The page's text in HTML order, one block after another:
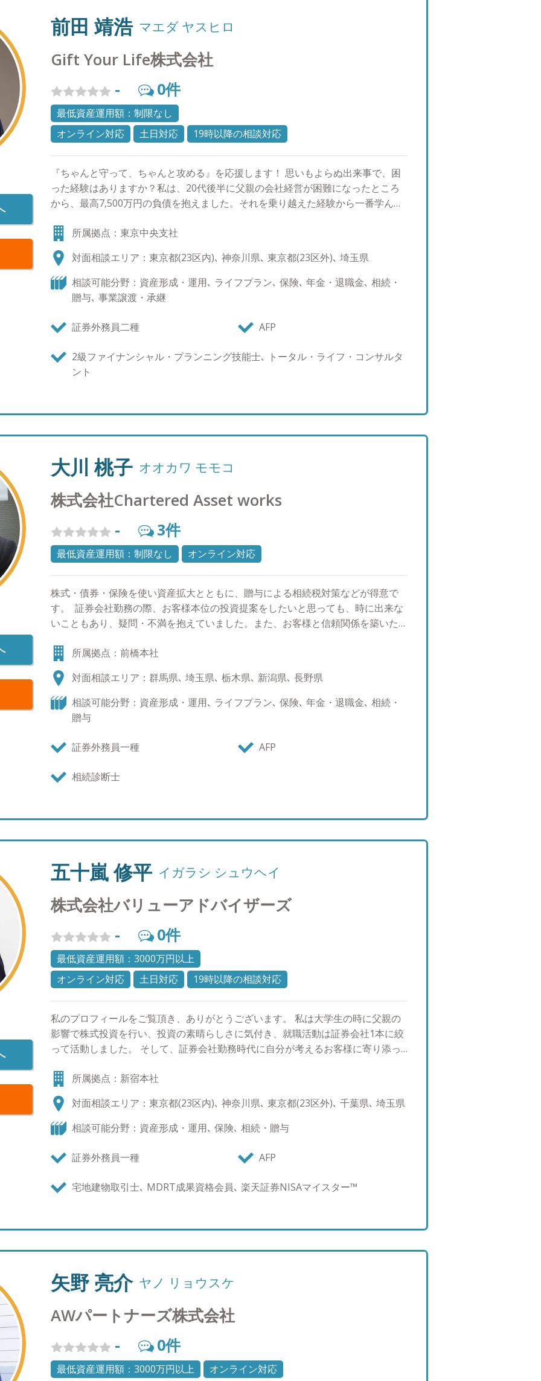
前田 靖浩 マエダ ヤスヒロ
Gift Your Life株式会社
- 0件
最低資産運用額：制限なし
オンライン対応
土日対応 19時以降の相談対応
『ちゃんと守って、ちゃんと攻める』を応援します！ 思いもよらぬ出来事で、困
った経験はありますか？私は、20代後半に父親の会社経営が困難になったところ
から、最高7,500万円の負債を抱えました。それを乗り越えた経験から一番学んだ
んと現状を把握し、将来予測をしておくことです。それを土台に、『ちゃんと攻
めて』楽しい人生設計を準備いたしましょう！ ◆所属 東京中央支社 営業部課
長 チームリーダー ◆セミナー実績 ・企業従業員向けマネーセミナー ・女性向
けマネーセミナー ・結婚相談所会員向けセミナー等 ◆出身：奄美大島（鹿児島
県） ◆保有資格 ・証券外務員2種 ・FP (2級ファイナンシャル・プランニング技能
所属拠点：東京中央支社
対面相談エリア：東京都(23区内)､ 神奈川県､ 東京都(23区外)､ 埼玉県
相談可能分野：資産形成・運用､ ライフプラン､ 保険､ 年金・退職金､ 相続・
贈与､ 事業譲渡・承継
証券外務員二種 AFP
2級ファイナンシャル・プランニング技能士､ トータル・ライフ・コンサルタ
ント
大川 桃子 オオカワ モモコ
株式会社Chartered Asset works
- 3件
最低資産運用額：制限なし オンライン対応
株式・債券・保険を使い資産拡大とともに、贈与による相続税対策などが得意で
す。 証券会社勤務の際、お客様本位の投資提案をしたいと思っても、時に出来な
いこともあり、疑問・不満を抱えていました。また、お客様と信頼関係を築いた
制となり、自分のやりたい運用アドバイスが難しいためＩＦＡに転職しました。
お客様に寄り添い、お客様のご家族に寄り添い。個人でも、数世代を超えての資
産運用でも、お手伝いしたいと思っております。また、技術革新が目覚ましく、
世の中の変化スピードが格段に速まりました。あまりの変化の速さに、遠い未来
は期待しながらも一抹の不安を感じてしまうこともあると思います。ですが、未
う、お客様と共に歩めたらと思っております。 趣味で生け花をしてますが、同じ
れらを生かしながら、全体のバランスを整えて作品が出来上がります。時に野菜
住宅購入したい、定年退職後は趣味の時間を多くとりたい、毎年海外旅行に行き
所属拠点：前橋本社
対面相談エリア：群馬県､ 埼玉県､ 栃木県､ 新潟県､ 長野県
相談可能分野：資産形成・運用､ ライフプラン､ 保険､ 年金・退職金､ 相続・
贈与
証券外務員一種 AFP
相続診断士
五十嵐 修平 イガラシ シュウヘイ
株式会社バリューアドバイザーズ
- 0件
最低資産運用額：3000万円以上
オンライン対応
土日対応 19時以降の相談対応
私のプロフィールをご覧頂き、ありがとうございます。 私は大学生の時に父親の
影響で株式投資を行い、投資の素晴らしさに気付き、就職活動は証券会社1本に絞
って活動しました。 そして、証券会社勤務時代に自分が考えるお客様に寄り添っ
「自分や自分の家族にも進められる商品をお客様にもご案内したい」という想い
から、株式会社バリューアドバイザーズを設立しました。 バリューアドバイザー
ズという社名は価値のあるアドバイスをする者達という意味を込めております。
私は、40代、50代の経営者の方々に向けて、“次の世代へと続く資産戦略”をご提
案しています。 市場環境が不透明な今、金融資産と現物資産をどう組み合わせ、
いかにリスクを分散しながら価値を守り育てるかが鍵となります。 税理士や不動
を総合的にサポートしております。 また経営者は事業投資の割合と自己資金とし
ご提案します。 資産を増やすだけでなく、「どう守り、どう活かすか」。 不確実
でどれだけのリターンを目指すのか——。 会社を売却したあとは役員報酬の代わ
りにどのように収入を得ていくのか。 資産管理会社の活用も含めて、根本的な問
いをお客様と共に考え、時間をかけて運用目標を設計していくのが、当社のコン
サルティングスタイルです。 また、バリューアドバイザーズはチームコンサルテ
ィングを重視しています。 担当アドバイザーが連絡取れない時でもサブアドバイ
ザーとやりとりをして頂く事によって、 スピーディーな対応が可能となっており
ます。 そして、担当アドバイザーが一人で提案を完結させるのではなく、社内で
所属拠点：新宿本社
対面相談エリア：東京都(23区内)､ 神奈川県､ 東京都(23区外)､ 千葉県､ 埼玉県
相談可能分野：資産形成・運用､ 保険､ 相続・贈与
証券外務員一種 AFP
宅地建物取引士､ MDRT成果資格会員､ 楽天証券NISAマイスター™
矢野 亮介 ヤノ リョウスケ
AWパートナーズ株式会社
- 0件
最低資産運用額：3000万円以上 オンライン対応